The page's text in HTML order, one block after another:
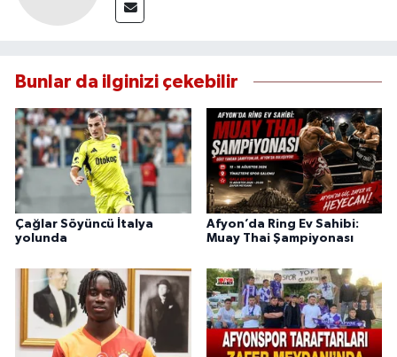
Bunlar da ilginizi çekebilir
Çağlar Söyüncü İtalya
yolunda
Afyon’da Ring Ev Sahibi:
Muay Thai Şampiyonası